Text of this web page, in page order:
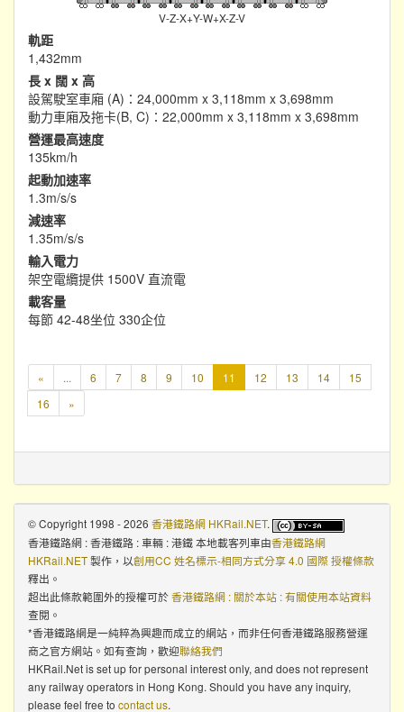
V-Z-X+Y-W+X-Z-V
軌距
1,432mm
長 x 闊 x 高
設駕駛室車廂 (A)：24,000mm x 3,118mm x 3,698mm
動力車廂及拖卡(B, C)：22,000mm x 3,118mm x 3,698mm
營運最高速度
135km/h
起動加速率
1.3m/s/s
減速率
1.35m/s/s
輸入電力
架空電纜提供 1500V 直流電
載客量
每節 42-48坐位 330企位
« ... 6 7 8 9 10 11
頁
12 13 14
15
16
»
© Copyright 1998 - 2026 香港鐵路網 HKRail.NET.
香港鐵路網 : 香港鐵路 : 車輛 : 港鐵 本地載客列車由香港鐵路網
HKRail.NET製作，以創用CC 姓名標示-相同方式分享 4.0 國際 授權條款
釋出。
超出此條款範圍外的授權可於香港鐵路網 : 關於本站 : 有關使用本站資料
查閱。
*香港鐵路網是一純粹為興趣而成立的網站，而非任何香港鐵路服務營運
商之官方網站。如有查詢，歡迎聯絡我們
HKRail.Net is set up for personal interest only, and does not represent
any railway operators in Hong Kong. Should you have any inquiry,
please feel free to contact us.